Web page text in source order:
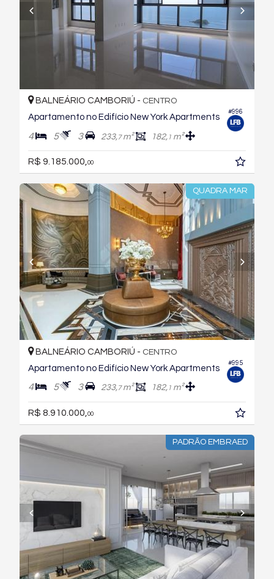
#996
BALNEÁRIO CAMBORIÚ - CENTRO
Apartamento no Edifício New York Apartments
4 5 3 233,7m² 182, 1 m²
R$ 9.185.000,00
QUADRA MAR
#995
BALNEÁRIO CAMBORIÚ - CENTRO
Apartamento no Edifício New York Apartments
4 5 3 233,7m² 182, 1 m²
R$ 8.910.000, 00
PADRÃO EMBRAED